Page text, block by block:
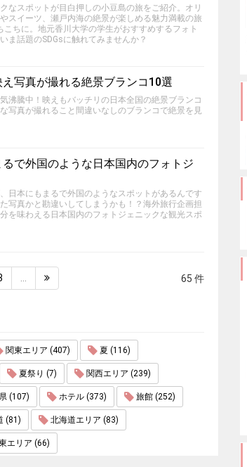
なスポットが目白押しの小豆島の旅をご紹介。オリ
スイーツ、瀬戸内海の絶景が楽しめる魅力満載の旅
ちに。地元香川大学の学生がおすすめするフォト
ま話題のSDGsに触れてみませんか？
写真が撮れる絶景ブランコ10選
沸騰中！映えもバッチリの日本全国の絶景ブランコ
写真が撮れること間違いなしのブランコで絶景を見
で外国のような日本国内のフォトジ
日本にもまるで外国のようなスポットがあるんです
写真かと勘違いしてしまうかも！？海外旅行企画担
を味わえる日本国内のフォトジェニックな観光スポ
65 件
関東エリア (407) 夏 (116)
夏祭り (7) 関西エリア (239)
(107) ホテル (373) 旅館 (252)
(81) 北海道エリア (83)
エリア (66)